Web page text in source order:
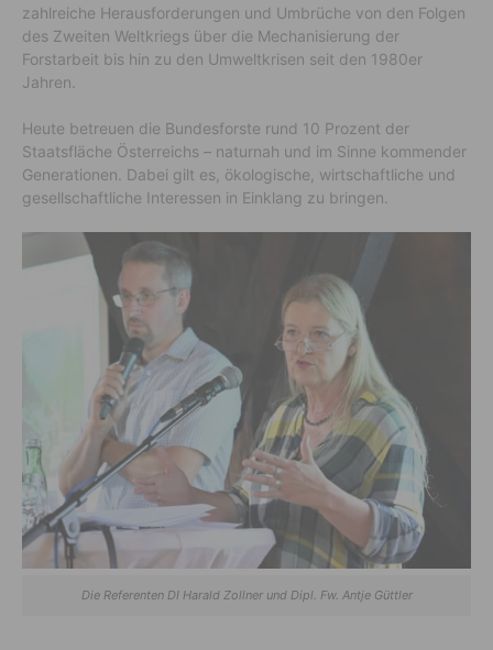
zahlreiche Herausforderungen und Umbrüche von den Folgen
des Zweiten Weltkriegs über die Mechanisierung der
Forstarbeit bis hin zu den Umweltkrisen seit den 1980er
Jahren.
Heute betreuen die Bundesforste rund 10 Prozent der
Staatsfläche Österreichs – naturnah und im Sinne kommender
Generationen. Dabei gilt es, ökologische, wirtschaftliche und
gesellschaftliche Interessen in Einklang zu bringen.
Die Referenten DI Harald Zollner und Dipl. Fw. Antje Güttler